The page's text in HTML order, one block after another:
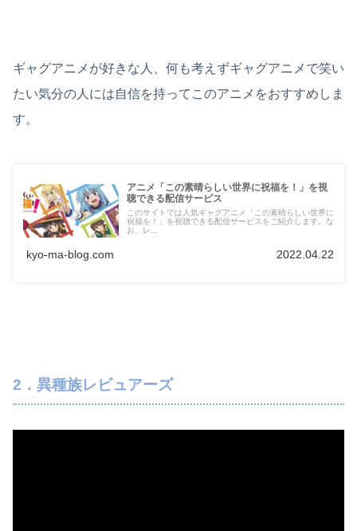
ギャグアニメが好きな人、何も考えずギャグアニメで笑い
たい気分の人には自信を持ってこのアニメをおすすめしま
す。
アニメ「この素晴らしい世界に祝福を！」を視
聴できる配信サービス
このサイトでは人気ギャグアニメ「この素晴らしい世界に
祝福を！」を視聴できる配信サービスをご紹介します。な
お、レ...
kyo-ma-blog.com 2022.04.22
2．異種族レビュアーズ